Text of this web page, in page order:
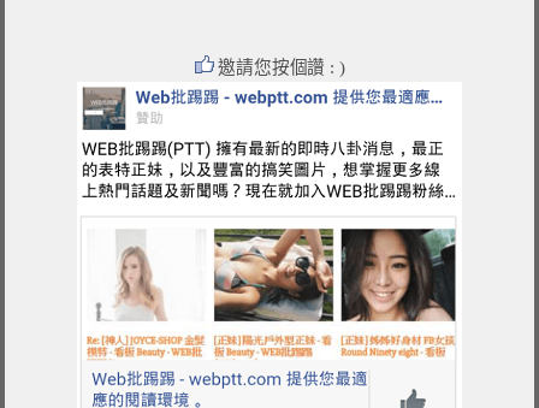
邀請您按個讚 : )